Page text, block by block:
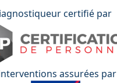
certifié par
assurées par